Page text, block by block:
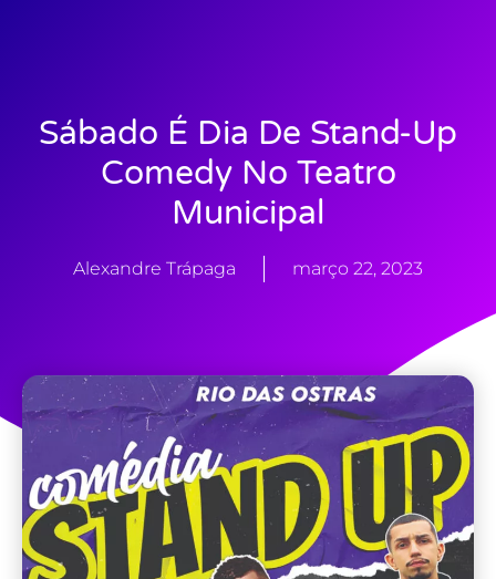
Sábado É Dia De Stand-Up
Comedy No Teatro
Municipal
Alexandre Trápaga março 22, 2023